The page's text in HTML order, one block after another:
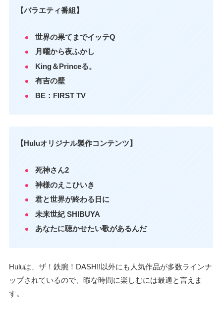
【バラエティ番組】
世界の果てまでイッテQ
月曜から夜ふかし
King＆Princeる。
有吉の壁
BE：FIRST TV
【Huluオリジナル製作コンテンツ】
死神さん2
神様のえこひいき
君と世界が終わる日に
未来世紀 SHIBUYA
あなたに聴かせたい歌があるんだ
Huluは、ザ！鉄腕！DASH!!以外にも人気作品が多数ラインナ
ップされているので、暇な時間に楽しむには最適と言えま
す。